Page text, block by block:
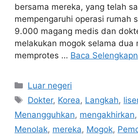
bersama mereka, yang telah
mempengaruhi operasi rumah
9.000 magang medis dan
melakukan mogok selama dua
memprotes … Baca
Kategori
Luar negeri
Tag
Dokter, Korea, Langkah,
Menangguhkan, mengakhirkan,
Menolak, mereka, Mogok,